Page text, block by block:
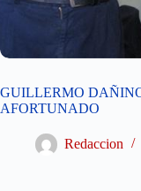
GUILLERMO
AFORTUNADO
Redaccion